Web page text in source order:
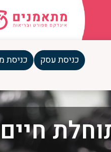
כניסת עסק כניסת
חיים ב10